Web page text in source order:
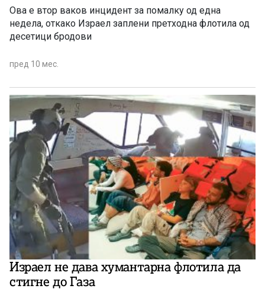
Ова е втор ваков инцидент за помалку од една
недела, откако Израел заплени претходна флотила од
десетици бродови
пред 10 мес.
Израел не дава хумантарна флотила да
стигне до Газа